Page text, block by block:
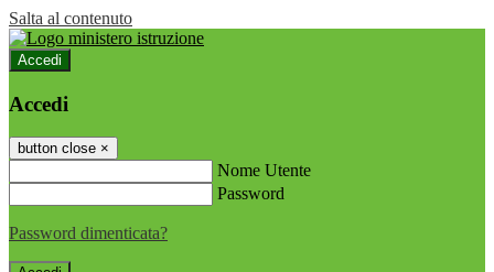
Salta al contenuto
Accedi
Accedi
button close ×
Nome Utente
Password
Password dimenticata?